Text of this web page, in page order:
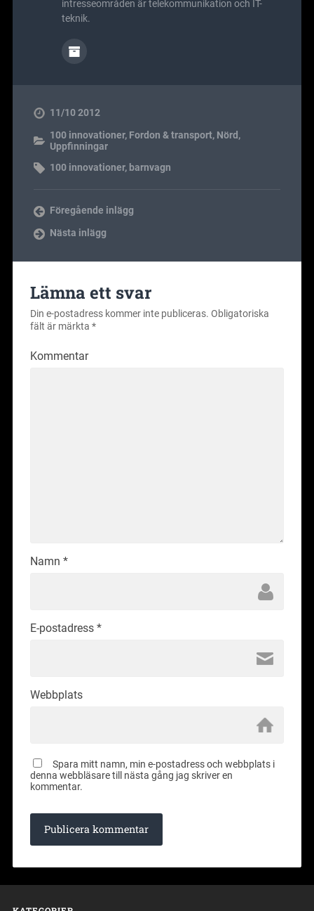
intresseområden är telekommunikation och IT-
teknik.
11/10 2012
100 innovationer, Fordon & transport, Nörd ,
Uppfinningar
100 innovationer, barnvagn
Föregående inlägg
Nästa inlägg
Lämna ett svar
Din e-postadress kommer inte publiceras. Obligatoriska
fält är märkta *
Kommentar
Namn *
E-postadress *
Webbplats
Spara mitt namn, min e-postadress och webbplats i
denna webbläsare till nästa gång jag skriver en
kommentar.